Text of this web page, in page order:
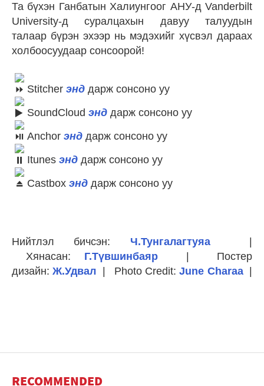
Та бүхэн Ганбатын Халиунгоог АНУ-д Vanderbilt
University-д суралцахын давуу талуудын
талаар бүрэн эхээр нь мэдэхийг хүсвэл дараах
холбоосуудаар сонсоорой!
Stitcher энд дарж сонсоно уу
SoundCloud энд дарж сонсоно уу
Anchor энд дарж сонсоно уу
Itunes энд дарж сонсоно уу
Castbox энд дарж сонсоно уу
Нийтлэл бичсэн: Ч.Тунгалагтуяа|
Хянасан: Г.Түвшинбаяр | Постер
дизайн:Ж.Удвал | Photo Credit:June Charaa|
RECOMMENDED